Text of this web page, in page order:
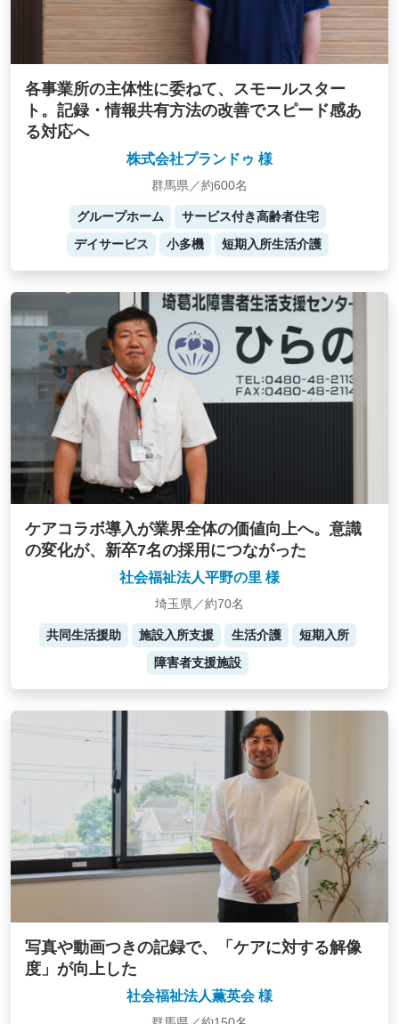
各事業所の主体性に委ねて、スモールスター
ト。記録・情報共有方法の改善でスピード感あ
る対応へ
株式会社プランドゥ 様
群馬県／約600名
グループホーム
サービス付き高齢者住宅
デイサービス
小多機 短期入所生活介護
ケアコラボ導入が業界全体の価値向上へ。意識
の変化が、新卒7名の採用につながった
社会福祉法人平野の里 様
埼玉県／約70名
共同生活援助 施設入所支援 生活介護
短期入所
障害者支援施設
写真や動画つきの記録で、「ケアに対する解像
度」が向上した
社会福祉法人薫英会 様